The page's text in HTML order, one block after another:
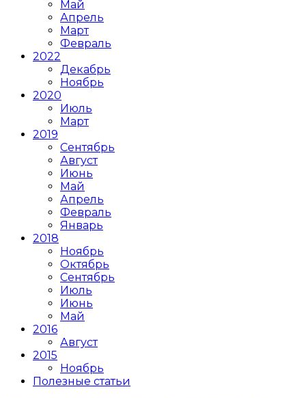
Май
Апрель
Март
Февраль
2022
Декабрь
Ноябрь
2020
Июль
Март
2019
Сентябрь
Август
Июнь
Май
Апрель
Февраль
Январь
2018
Ноябрь
Октябрь
Сентябрь
Июль
Июнь
Май
2016
Август
2015
Ноябрь
Полезные статьи